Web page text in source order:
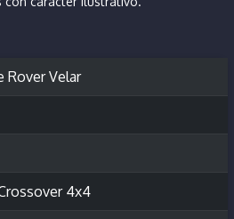
Rover Velar
4x4